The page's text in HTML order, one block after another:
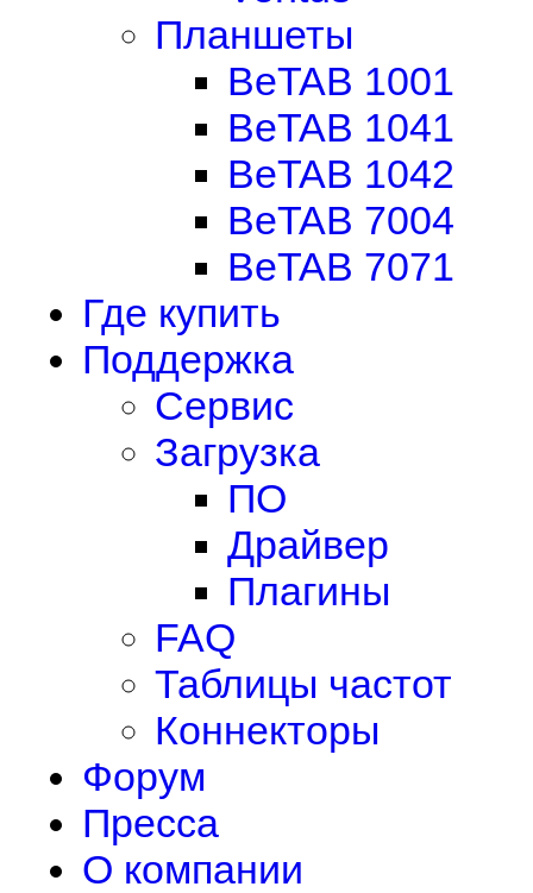
Планшеты
BeTAB 1001
BeTAB 1041
BeTAB 1042
BeTAB 7004
BeTAB 7071
Где купить
Поддержка
Сервис
Загрузка
ПО
Драйвер
Плагины
FAQ
Таблицы частот
Коннекторы
Форум
Пресса
О компании